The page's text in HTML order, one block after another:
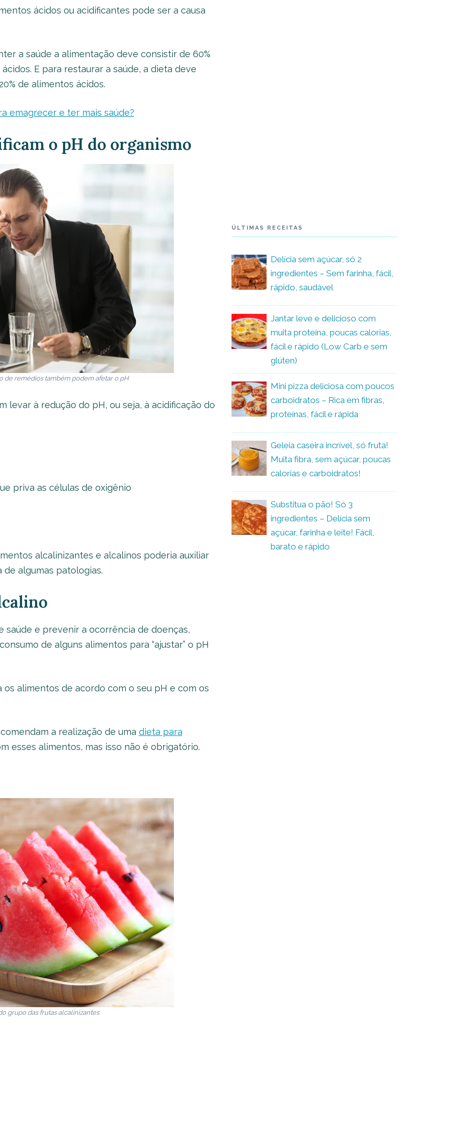
ácidos ou acidificantes pode ser a causa
a saúde a alimentação deve consistir de 60%
E para restaurar a saúde, a dieta deve
de alimentos ácidos.
emagrecer e ter mais saúde?
o pH do organismo
de remédios também podem afetar o pH
levar à redução do pH, ou seja, à acidificação do
priva as células de oxigênio
alcalinizantes e alcalinos poderia auxiliar
de algumas patologias.
e prevenir a ocorrência de doenças,
de alguns alimentos para “ajustar” o pH
alimentos de acordo com o seu pH e com os
a realização de uma dieta para
esses alimentos, mas isso não é obrigatório.
grupo das frutas alcalinizantes
ÚLTIMAS RECEITAS
Delícia sem açúcar, só 2
ingredientes – Sem farinha, fácil,
rápido, saudável
Jantar leve e delicioso com
muita proteína, poucas calorias,
fácil e rápido (Low Carb e sem
glúten)
Mini pizza deliciosa com poucos
carboidratos – Rica em fibras,
proteínas, fácil e rápida
Geleia caseira incrível, só fruta!
Muita fibra, sem açúcar, poucas
calorias e carboidratos!
Substitua o pão! Só 3
ingredientes – Delícia sem
açúcar, farinha e leite! Fácil,
barato e rápido